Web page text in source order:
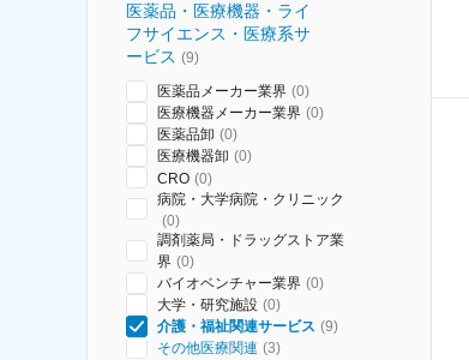
医薬品・医療機器・ライ
フサイエンス・医療系サ
ービス (9)
医薬品メーカー業界 (0)
医療機器メーカー業界 (0)
医薬品卸 (0)
医療機器卸 (0)
CRO (0)
病院・大学病院・クリニック
(0)
調剤薬局・ドラッグストア業
界 (0)
バイオベンチャー業界 (0)
大学・研究施設 (0)
介護・福祉関連サービス (9)
その他医療関連 (3)